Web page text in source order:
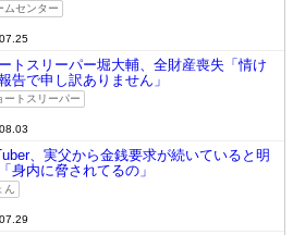
ムセンター
トスリーパー堀大輔、全財産喪失「情け
告で申し訳ありません」
ートスリーパー
、実父から金銭要求が続いていると明
身内に脅されてるの」